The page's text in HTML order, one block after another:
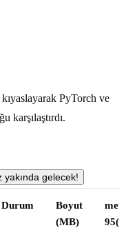
PyTorch ve
karşılaştırdı.
yakında gelecek!
Durum
Boyut
(MB)
95(B)